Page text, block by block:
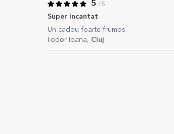
5 / 5
Super incantat
Un cadou foarte frumos
Fodor Ioana, Cluj